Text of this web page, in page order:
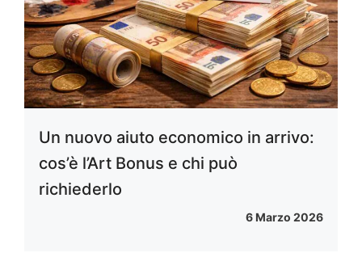
Un nuovo aiuto economico in arrivo:
cos’è l’Art Bonus e chi può
richiederlo
6 Marzo 2026